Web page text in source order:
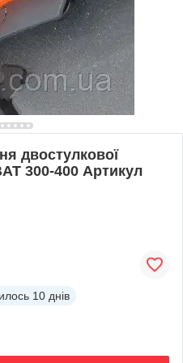
двостулкової
300-400 Артикул
10 днів